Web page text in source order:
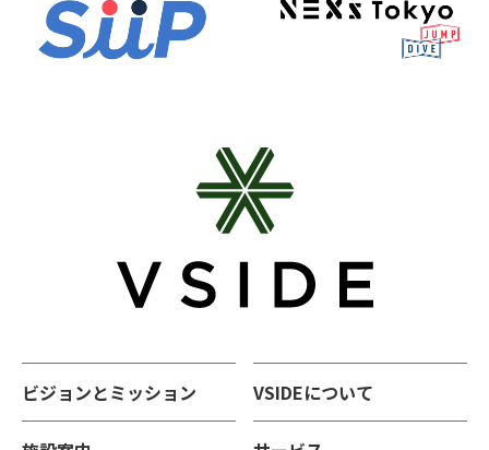
ビジョンとミッション VSIDEについて